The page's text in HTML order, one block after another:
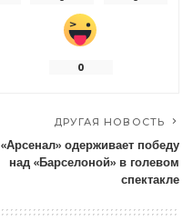
0
ДРУГАЯ НОВОСТЬ
«Арсенал» одерживает победу
над «Барселоной» в голевом
спектакле